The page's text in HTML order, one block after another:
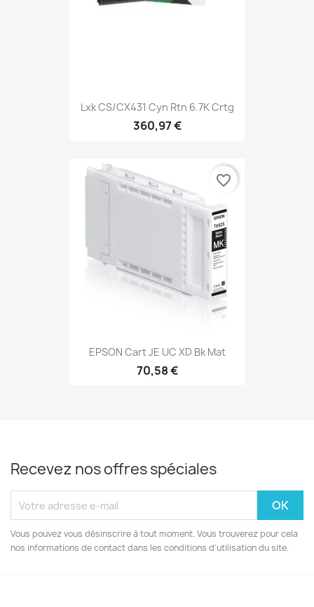
Lxk CS/CX431 Cyn Rtn 6.7K Crtg
360,97 €
EPSON Cart JE UC XD Bk Mat
70,58 €
favorite_border
Recevez nos offres spéciales
Vous pouvez vous désinscrire à tout moment. Vous trouverez pour cela
nos informations de contact dans les conditions d'utilisation du site.